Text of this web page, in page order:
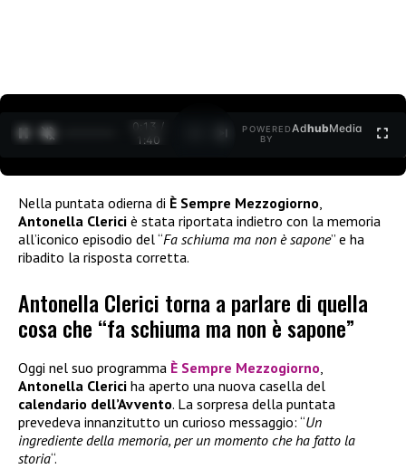
0:14 /
1:40
POWERED
BY
AdhubMedia
Nella puntata odierna di È Sempre Mezzogiorno
Antonella Clerici è stata riportata indietro con la memoria
all’iconico episodio del “Fa schiuma ma non è sapone” e ha
ribadito la risposta corretta.
Antonella Clerici torna a parlare di quella
cosa che “fa schiuma ma non è sapone”
Oggi nel suo programma È Sempre Mezzogiorno,
Antonella Clerici ha aperto una nuova casella del
calendario dell’Avvento. La sorpresa della puntata
prevedeva innanzitutto un curioso messaggio: “Un
ingrediente della memoria, per un momento che ha fatto la
storia“.